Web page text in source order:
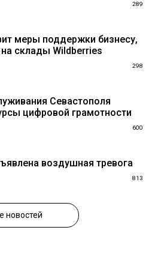
289
меры поддержки бизнесу,
склады Wildberries
298
Севастополя
цифровой грамотности
600
воздушная тревога
813
новостей